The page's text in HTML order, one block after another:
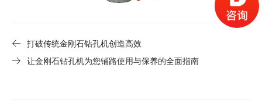
打破传统金刚石钻孔机创造高效
让金刚石钻孔机为您铺路使用与保养的全面指南